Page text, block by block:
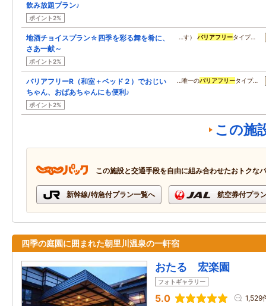
飲み放題プラン♪
ポイント2%
地酒チョイスプラン☆四季を彩る舞を肴に、
さあ一献～
ポイント2%
…す）バリアフリータイプ…
バリアフリーR（和室＋ベッド２）でおじい
ちゃん、おばあちゃんにも便利♪
ポイント2%
…唯一のバリアフリータイプ…
この施
この施設と交通手段を自由に組み合わせたおトクな
新幹線/特急付プラン一覧へ 航空券付プラ
四季の庭園に囲まれた朝里川温泉の一軒宿
おたる 宏楽園
フォトギャラリー
5.0 1,529